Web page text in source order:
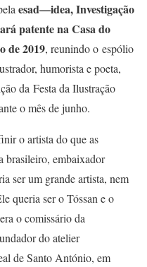
esad—idea, Investigação
patente na Casa do
de 2019, reunindo o espólio
humorista e poeta,
da Festa da Ilustração
o mês de junho.
o artista do que as
brasileiro, embaixador
ser um grande artista, nem
queria ser o Tóssan e o
o comissário da
do atelier
de Santo António, em